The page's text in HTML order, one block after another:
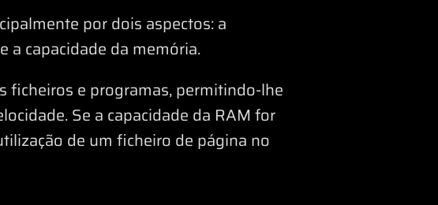
por dois aspectos: a
a capacidade da memória.
ficheiros e programas, permitindo-lhe
Se a capacidade da RAM for
de um ficheiro de página no